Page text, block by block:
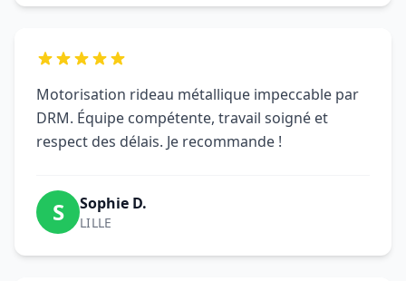
Motorisation rideau métallique impeccable par
DRM. Équipe compétente, travail soigné et
respect des délais. Je recommande !
S Sophie D.
LILLE